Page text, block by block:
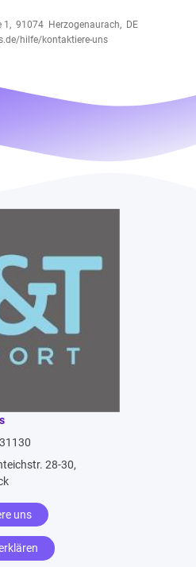
1, 91074 Herzogenaurach, DE
hilfe/kontaktiere-uns
28-30,
uns